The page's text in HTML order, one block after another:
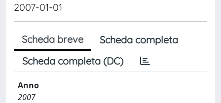
2007-01-01
Scheda breve
Scheda completa
Scheda completa (DC)
Anno
2007